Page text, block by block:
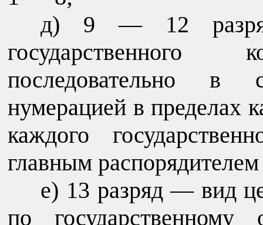
д) 9 — 12
государственного
последовательно в
нумерацией в пределах
каждого
главным
е) 13 разряд — вид
по государственному